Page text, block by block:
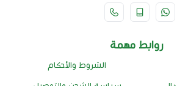
روابط مهمة
الشروط والأحكام